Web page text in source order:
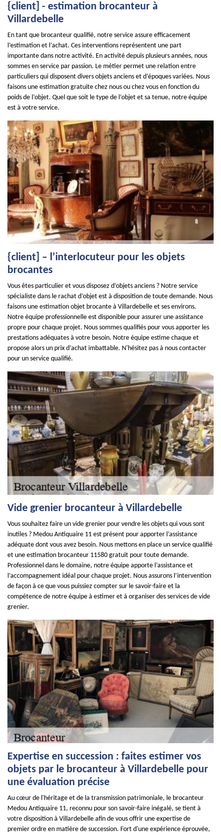
{client] - estimation brocanteur à
Villardebelle
En tant que brocanteur qualifié, notre service assure efficacement
l’estimation et l’achat. Ces interventions représentent une part
importante dans notre activité. En activité depuis plusieurs années, nous
sommes en service par passion. Le métier permet une relation entre
particuliers qui disposent divers objets anciens et d’époques variées. Nous
faisons une estimation gratuite chez nous ou chez vous en fonction du
poids de l’objet. Quel que soit le type de l’objet et sa tenue, notre équipe
est à votre service.
{client] – l’interlocuteur pour les objets
brocantes
Vous êtes particulier et vous disposez d’objets anciens ? Notre service
spécialiste dans le rachat d’objet est à disposition de toute demande. Nous
faisons une estimation objet brocante à Villardebelle et ses environs.
Notre équipe professionnelle est disponible pour assurer une assistance
propre pour chaque projet. Nous sommes qualifiés pour vous apporter les
prestations adéquates à votre besoin. Notre équipe estime chaque et
propose alors un prix d’achat imbattable. N'hésitez pas à nous contacter
pour un service qualifié.
Vide grenier brocanteur à Villardebelle
Vous souhaitez faire un vide grenier pour vendre les objets qui vous sont
inutiles ? Medou Antiquaire 11 est présent pour apporter l’assistance
adéquate dont vous avez besoin. Nous mettons en place un service qualifié
et une estimation brocanteur 11580 gratuit pour toute demande.
Professionnel dans le domaine, notre équipe apporte l’assistance et
l’accompagnement idéal pour chaque projet. Nous assurons l’intervention
de façon à ce que vous puissiez compter sur le savoir-faire et la
compétence de notre équipe à estimer et à organiser des services de vide
grenier.
Expertise en succession : faites estimer vos
objets par le brocanteur à Villardebelle pour
une évaluation précise
Au cœur de l'héritage et de la transmission patrimoniale, le brocanteur
Medou Antiquaire 11, reconnu pour son savoir-faire inégalé, se tient à
votre disposition à Villardebelle afin de vous offrir une expertise de
premier ordre en matière de succession. Fort d'une expérience éprouvée,